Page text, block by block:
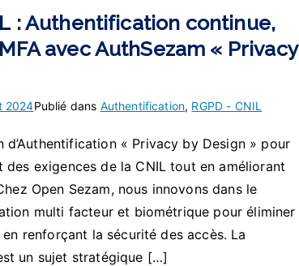
: Authentification continue,
avec AuthSezam « Privacy
2024Publié dans Authentification, RGPD - CNIL
d’Authentification « Privacy by Design » pour
exigences de la CNIL tout en améliorant
Open Sezam, nous innovons dans le
multi facteur et biométrique pour éliminer
renforçant la sécurité des accès. La
un sujet stratégique […]